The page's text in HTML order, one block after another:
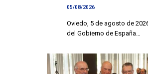
05/08/2026
Oviedo, 5 de agosto de
del Gobierno de España…